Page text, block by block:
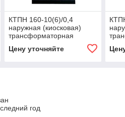
КТПН 160-10(6)/0,4
наружная (киосковая)
трансформаторная
Цену уточняйте
год